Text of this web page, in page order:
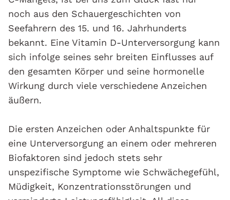
noch aus den Schauergeschichten von
Seefahrern des 15. und 16. Jahrhunderts
bekannt. Eine Vitamin D-Unterversorgung kann
sich infolge seines sehr breiten Einflusses auf
den gesamten Körper und seine hormonelle
Wirkung durch viele verschiedene Anzeichen
äußern.
Die ersten Anzeichen oder Anhaltspunkte für
eine Unterversorgung an einem oder mehreren
Biofaktoren sind jedoch stets sehr
unspezifische Symptome wie Schwächegefühl,
Müdigkeit, Konzentrationsstörungen und